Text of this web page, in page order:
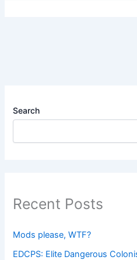
Search
Recent Posts
Mods please, WTF?
EDCPS: Elite Dangerous